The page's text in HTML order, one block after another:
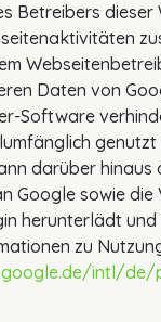
Betreibers
Daten von
Software
genutzt
darüber hinaus
Google sowie
herunterlädt und
zu
intl/de/